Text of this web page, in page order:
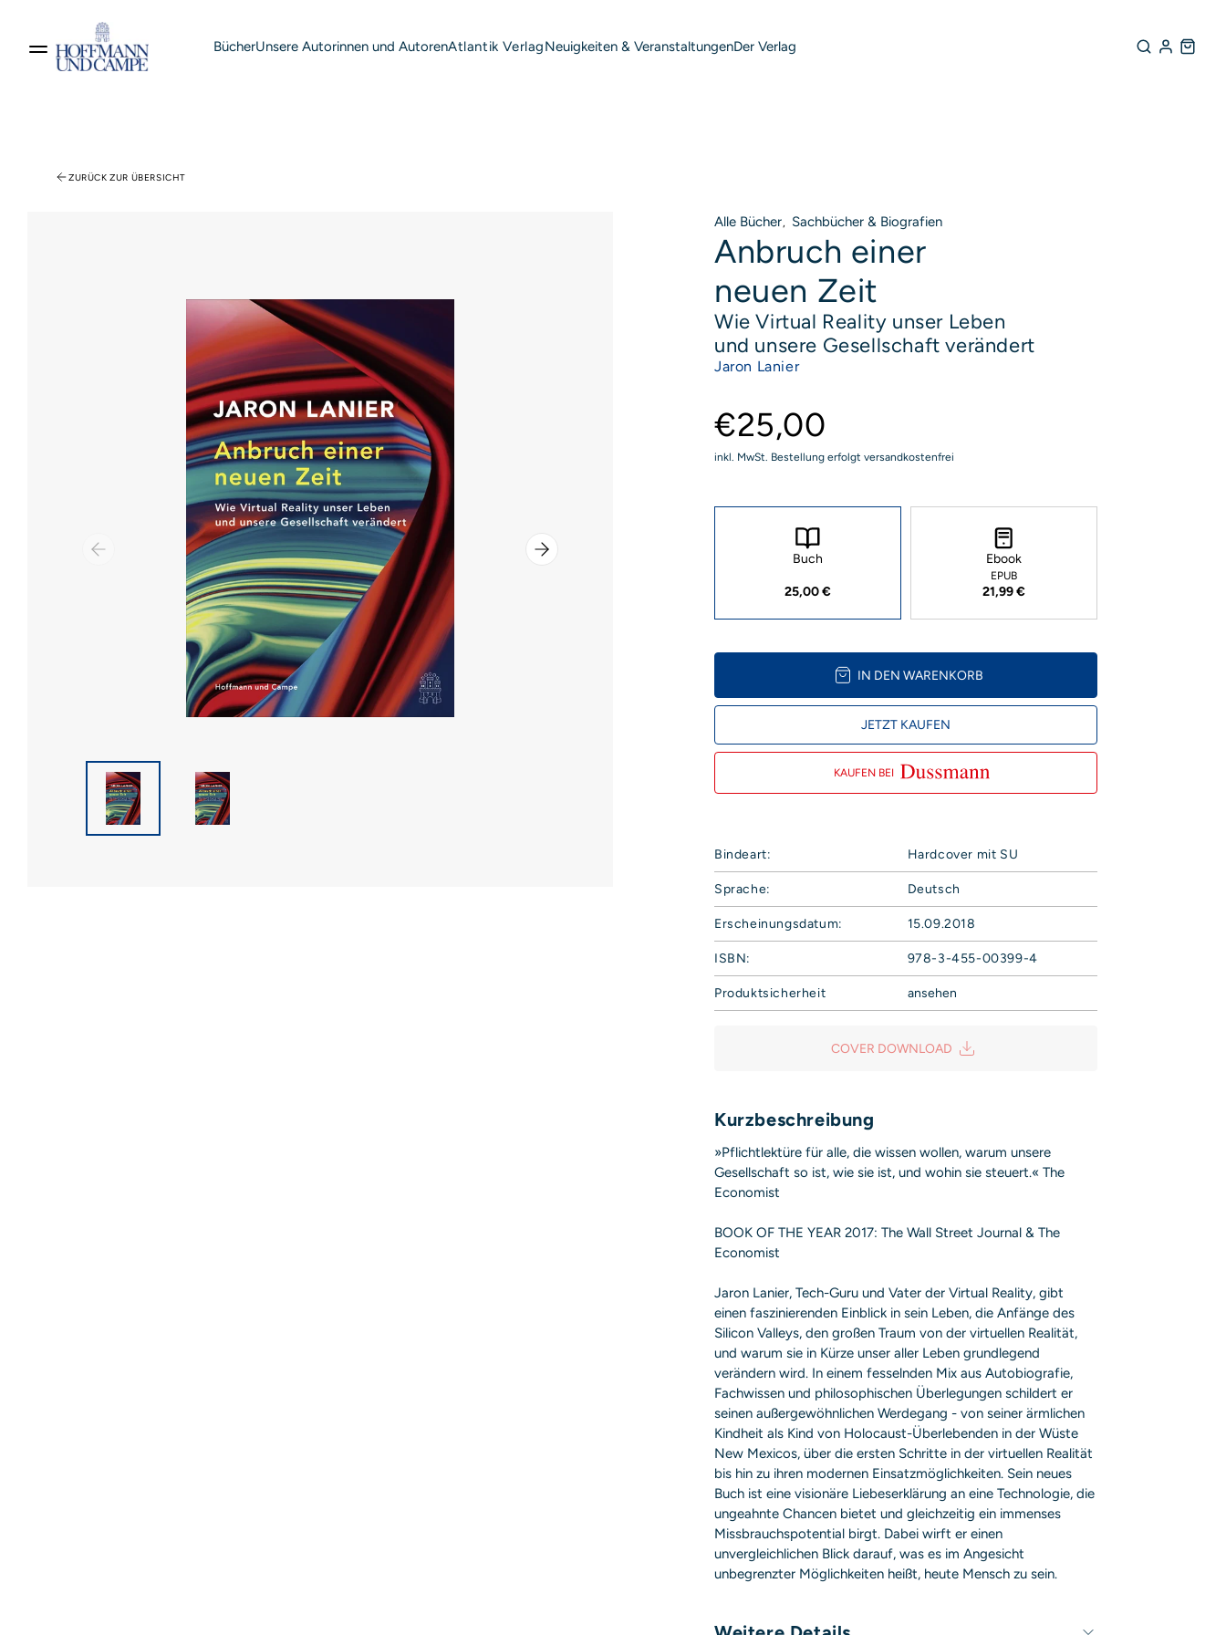
BücherUnsere Autorinnen und AutorenAtlantik VerlagNeuigkeiten & VeranstaltungenDer Verlag
Produkte entdecken
ZURÜCK ZUR ÜBERSICHT
Alle Bücher, Sachbücher & Biografien
Anbruch einer
neuen Zeit
Wie Virtual Reality unser Leben
und unsere Gesellschaft verändert
Jaron Lanier
€25,00
inkl. MwSt. Bestellung erfolgt versandkostenfrei
Buch
25,00 €
Ebook
EPUB
21,99 €
IN DEN WARENKORB
JETZT KAUFEN
KAUFEN BEI
Bindeart: Hardcover mit SU
Sprache: Deutsch
Erscheinungsdatum: 15.09.2018
ISBN: 978-3-455-00399-4
Produktsicherheit
ansehen
Sicherheitshinweis entsprechend Art. 9 Abs. 7 S. 2 der
entbehrlich
COVER DOWNLOAD
Kurzbeschreibung
»Pflichtlektüre für alle, die wissen wollen, warum unsere
Gesellschaft so ist, wie sie ist, und wohin sie steuert.« The
Economist
BOOK OF THE YEAR 2017: The Wall Street Journal & The
Economist
Jaron Lanier, Tech-Guru und Vater der Virtual Reality, gibt
einen faszinierenden Einblick in sein Leben, die Anfänge des
Silicon Valleys, den großen Traum von der virtuellen Realität,
und warum sie in Kürze unser aller Leben grundlegend
verändern wird. In einem fesselnden Mix aus Autobiografie,
Fachwissen und philosophischen Überlegungen schildert er
seinen außergewöhnlichen Werdegang - von seiner ärmlichen
Kindheit als Kind von Holocaust-Überlebenden in der Wüste
New Mexicos, über die ersten Schritte in der virtuellen Realität
bis hin zu ihren modernen Einsatzmöglichkeiten. Sein neues
Buch ist eine visionäre Liebeserklärung an eine Technologie, die
ungeahnte Chancen bietet und gleichzeitig ein immenses
Missbrauchspotential birgt. Dabei wirft er einen
unvergleichlichen Blick darauf, was es im Angesicht
unbegrenzter Möglichkeiten heißt, heute Mensch zu sein.